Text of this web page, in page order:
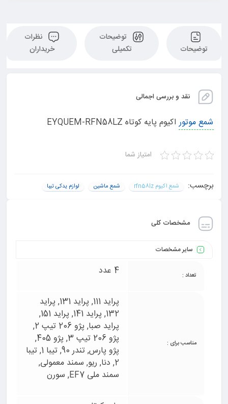
توضیحات
توضیحات
تکمیلی
نظرات
خریداران
نقد و بررسی اجمالی
شمع موتور اکیوم پایه کوتاه EYQUEM-RFN58LZ
امتیاز شما
برچسب: شمع اکیوم rfn58lz شمع ماشین لوازم یدکی تیبا
مشخصات کلی
سایر مشخصات
تعداد : 4 عدد
مناسب برای :
پراید 111, پراید 131, پراید
132, پراید 141, پراید 151,
پراید صبا, پژو 206 تیپ 2,
پژو 206 تیپ 3, پژو 405,
پژو پارس, تندر 90, تیبا 1, تیبا
2, دنا, ریو, سمند معمولی,
سمند ملی EF7, سورن